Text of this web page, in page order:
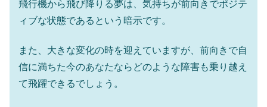
飛行機から飛び降りる夢は、気持ちが前向きでポジテ
ィブな状態であるという暗示です。
また、大きな変化の時を迎えていますが、前向きで自
信に満ちた今のあなたならどのような障害も乗り越え
て飛躍できるでしょう。